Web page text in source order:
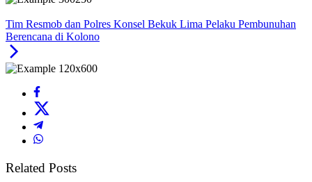
Tim Resmob dan Polres Konsel Bekuk Lima Pelaku Pembunuhan
Berencana di Kolono
Related Posts